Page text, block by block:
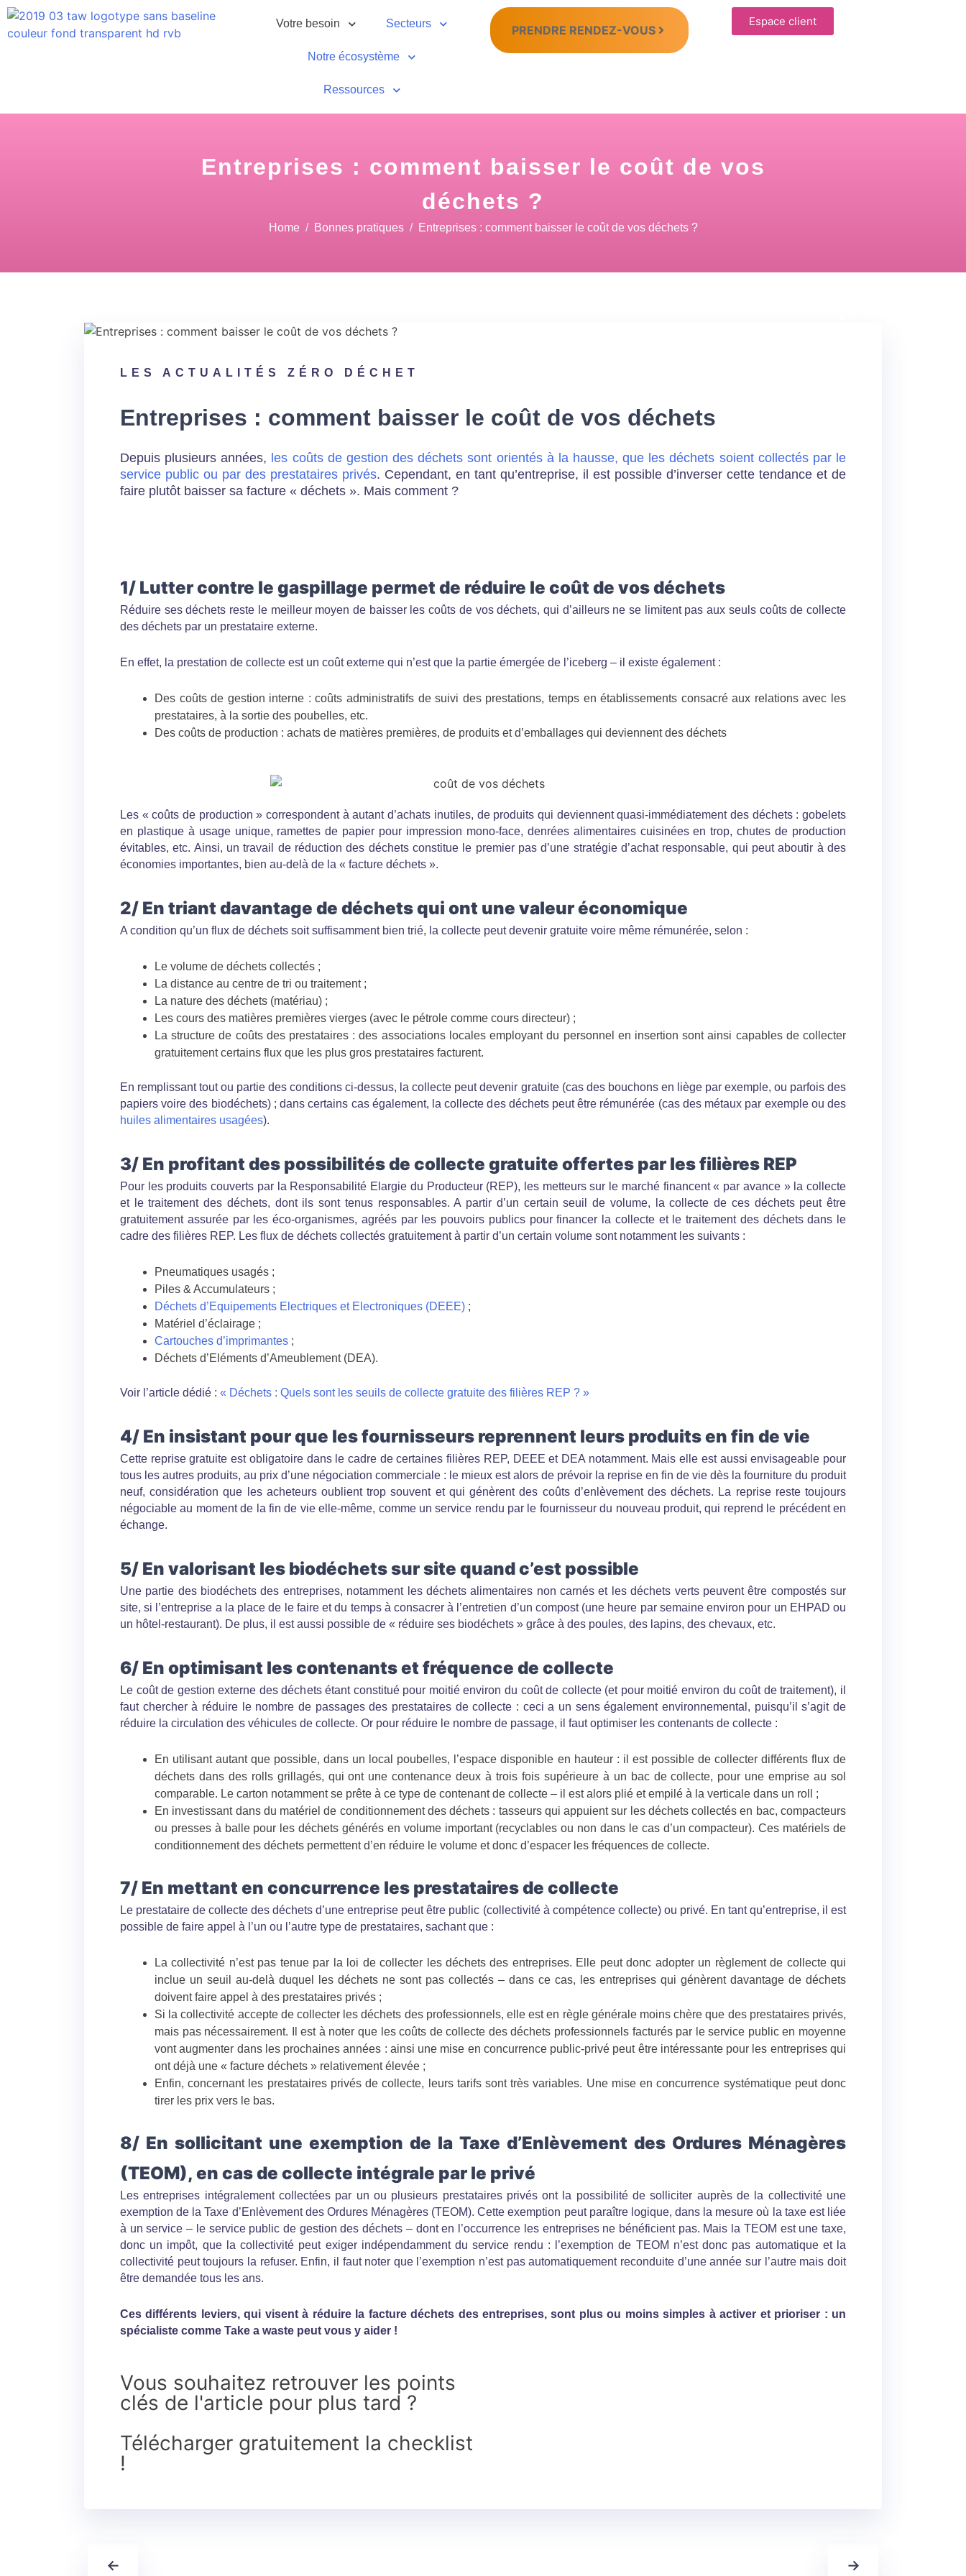
Votre besoin Secteurs
Notre écosystème
Ressources
PRENDRE RENDEZ-VOUS
Espace client
Entreprises : comment baisser le coût de vos
déchets ?
Home Bonnes pratiques Entreprises : comment baisser le coût de vos déchets ?
LES ACTUALITÉS ZÉRO DÉCHET
Entreprises : comment baisser le coût de vos déchets
Depuis plusieurs années, les coûts de gestion des déchets sont orientés à la hausse, que les déchets soient collectés par le
service public ou par des prestataires privés. Cependant, en tant qu’entreprise, il est possible d’inverser cette tendance et de
faire plutôt baisser sa facture « déchets ». Mais comment ?
1/ Lutter contre le gaspillage permet de réduire le coût de vos déchets
Réduire ses déchets reste le meilleur moyen de baisser les coûts de vos déchets, qui d’ailleurs ne se limitent pas aux seuls coûts de collecte
des déchets par un prestataire externe.
En effet, la prestation de collecte est un coût externe qui n’est que la partie émergée de l’iceberg – il existe également :
Des coûts de gestion interne : coûts administratifs de suivi des prestations, temps en établissements consacré aux relations avec les
prestataires, à la sortie des poubelles, etc.
Des coûts de production : achats de matières premières, de produits et d’emballages qui deviennent des déchets
Les « coûts de production » correspondent à autant d’achats inutiles, de produits qui deviennent quasi-immédiatement des déchets : gobelets
en plastique à usage unique, ramettes de papier pour impression mono-face, denrées alimentaires cuisinées en trop, chutes de production
évitables, etc. Ainsi, un travail de réduction des déchets constitue le premier pas d’une stratégie d’achat responsable, qui peut aboutir à des
économies importantes, bien au-delà de la « facture déchets ».
2/ En triant davantage de déchets qui ont une valeur économique
A condition qu’un flux de déchets soit suffisamment bien trié, la collecte peut devenir gratuite voire même rémunérée, selon :
Le volume de déchets collectés ;
La distance au centre de tri ou traitement ;
La nature des déchets (matériau) ;
Les cours des matières premières vierges (avec le pétrole comme cours directeur) ;
La structure de coûts des prestataires : des associations locales employant du personnel en insertion sont ainsi capables de collecter
gratuitement certains flux que les plus gros prestataires facturent.
En remplissant tout ou partie des conditions ci-dessus, la collecte peut devenir gratuite (cas des bouchons en liège par exemple, ou parfois des
papiers voire des biodéchets) ; dans certains cas également, la collecte des déchets peut être rémunérée (cas des métaux par exemple ou des
huiles alimentaires usagées).
3/ En profitant des possibilités de collecte gratuite offertes par les filières REP
Pour les produits couverts par la Responsabilité Elargie du Producteur (REP), les metteurs sur le marché financent « par avance » la collecte
et le traitement des déchets, dont ils sont tenus responsables. A partir d’un certain seuil de volume, la collecte de ces déchets peut être
gratuitement assurée par les éco-organismes, agréés par les pouvoirs publics pour financer la collecte et le traitement des déchets dans le
cadre des filières REP. Les flux de déchets collectés gratuitement à partir d’un certain volume sont notamment les suivants :
Pneumatiques usagés ;
Piles & Accumulateurs ;
Déchets d’Equipements Electriques et Electroniques (DEEE) ;
Matériel d’éclairage ;
Cartouches d’imprimantes ;
Déchets d’Eléments d’Ameublement (DEA).
Voir l’article dédié : « Déchets : Quels sont les seuils de collecte gratuite des filières REP ? »
4/ En insistant pour que les fournisseurs reprennent leurs produits en fin de vie
Cette reprise gratuite est obligatoire dans le cadre de certaines filières REP, DEEE et DEA notamment. Mais elle est aussi envisageable pour
tous les autres produits, au prix d’une négociation commerciale : le mieux est alors de prévoir la reprise en fin de vie dès la fourniture du produit
neuf, considération que les acheteurs oublient trop souvent et qui génèrent des coûts d’enlèvement des déchets. La reprise reste toujours
négociable au moment de la fin de vie elle-même, comme un service rendu par le fournisseur du nouveau produit, qui reprend le précédent en
échange.
5/ En valorisant les biodéchets sur site quand c’est possible
Une partie des biodéchets des entreprises, notamment les déchets alimentaires non carnés et les déchets verts peuvent être compostés sur
site, si l’entreprise a la place de le faire et du temps à consacrer à l’entretien d’un compost (une heure par semaine environ pour un EHPAD ou
un hôtel-restaurant). De plus, il est aussi possible de « réduire ses biodéchets » grâce à des poules, des lapins, des chevaux, etc.
6/ En optimisant les contenants et fréquence de collecte
Le coût de gestion externe des déchets étant constitué pour moitié environ du coût de collecte (et pour moitié environ du coût de traitement), il
faut chercher à réduire le nombre de passages des prestataires de collecte : ceci a un sens également environnemental, puisqu’il s’agit de
réduire la circulation des véhicules de collecte. Or pour réduire le nombre de passage, il faut optimiser les contenants de collecte :
En utilisant autant que possible, dans un local poubelles, l’espace disponible en hauteur : il est possible de collecter différents flux de
déchets dans des rolls grillagés, qui ont une contenance deux à trois fois supérieure à un bac de collecte, pour une emprise au sol
comparable. Le carton notamment se prête à ce type de contenant de collecte – il est alors plié et empilé à la verticale dans un roll ;
En investissant dans du matériel de conditionnement des déchets : tasseurs qui appuient sur les déchets collectés en bac, compacteurs
ou presses à balle pour les déchets générés en volume important (recyclables ou non dans le cas d’un compacteur). Ces matériels de
conditionnement des déchets permettent d’en réduire le volume et donc d’espacer les fréquences de collecte.
7/ En mettant en concurrence les prestataires de collecte
Le prestataire de collecte des déchets d’une entreprise peut être public (collectivité à compétence collecte) ou privé. En tant qu’entreprise, il est
possible de faire appel à l’un ou l’autre type de prestataires, sachant que :
La collectivité n’est pas tenue par la loi de collecter les déchets des entreprises. Elle peut donc adopter un règlement de collecte qui
inclue un seuil au-delà duquel les déchets ne sont pas collectés – dans ce cas, les entreprises qui génèrent davantage de déchets
doivent faire appel à des prestataires privés ;
Si la collectivité accepte de collecter les déchets des professionnels, elle est en règle générale moins chère que des prestataires privés,
mais pas nécessairement. Il est à noter que les coûts de collecte des déchets professionnels facturés par le service public en moyenne
vont augmenter dans les prochaines années : ainsi une mise en concurrence public-privé peut être intéressante pour les entreprises qui
ont déjà une « facture déchets » relativement élevée ;
Enfin, concernant les prestataires privés de collecte, leurs tarifs sont très variables. Une mise en concurrence systématique peut donc
tirer les prix vers le bas.
8/ En sollicitant une exemption de la Taxe d’Enlèvement des Ordures Ménagères
(TEOM), en cas de collecte intégrale par le privé
Les entreprises intégralement collectées par un ou plusieurs prestataires privés ont la possibilité de solliciter auprès de la collectivité une
exemption de la Taxe d’Enlèvement des Ordures Ménagères (TEOM). Cette exemption peut paraître logique, dans la mesure où la taxe est liée
à un service – le service public de gestion des déchets – dont en l’occurrence les entreprises ne bénéficient pas. Mais la TEOM est une taxe,
donc un impôt, que la collectivité peut exiger indépendamment du service rendu : l’exemption de TEOM n’est donc pas automatique et la
collectivité peut toujours la refuser. Enfin, il faut noter que l’exemption n’est pas automatiquement reconduite d’une année sur l’autre mais doit
être demandée tous les ans.
Ces différents leviers, qui visent à réduire la facture déchets des entreprises, sont plus ou moins simples à activer et prioriser : un
spécialiste comme Take a waste peut vous y aider !
Vous souhaitez retrouver les points
clés de l'article pour plus tard ?
Télécharger gratuitement la checklist
!
← →